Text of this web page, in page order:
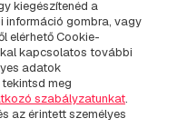
kiegészítenéd a
információ gombra, vagy
elérhető Cookie-
kapcsolatos további
adatok
meg
szabályzatunkat.
az érintett személyes